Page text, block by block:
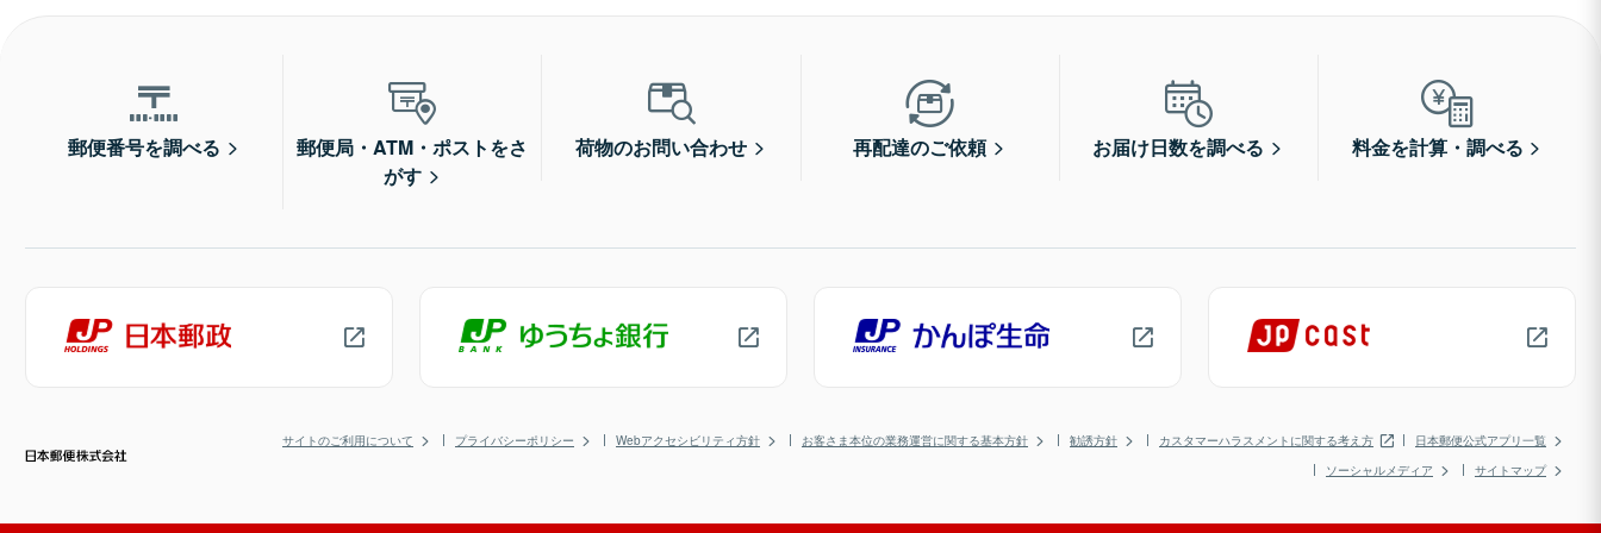
郵便番号を調べる
郵便局・ATM・ポストをさ
がす
荷物のお問い合わせ 再配達のご依頼 お届け日数を調べる 料金を計算・調べる
サイトのご利用について プライバシーポリシー Webアクセシビリティ方針 お客さま本位の業務運営に関する基本方針 勧誘方針 カスタマーハラスメントに関する考え方
日本郵便公式アプリ一覧
ソーシャルメディア
サイトマップ